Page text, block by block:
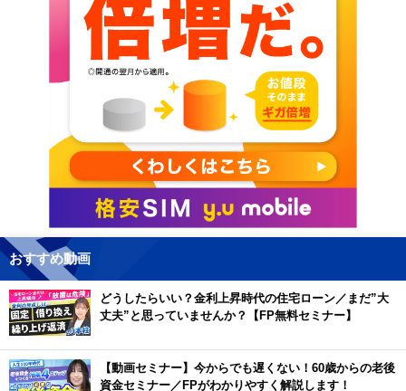
おすすめ動画
どうしたらいい？金利上昇時代の住宅ローン／まだ”大
丈夫”と思っていませんか？【FP無料セミナー】
【動画セミナー】今からでも遅くない！60歳からの老後
資金セミナー／FPがわかりやすく解説します！